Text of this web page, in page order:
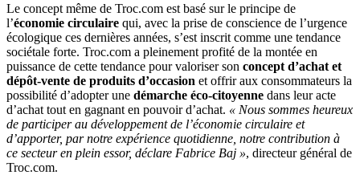
Le concept même de Troc.com est basé sur le principe de
l’économie circulaire qui, avec la prise de conscience de l’urgence
écologique ces dernières années, s’est inscrit comme une tendance
sociétale forte. Troc.com a pleinement profité de la montée en
puissance de cette tendance pour valoriser son concept d’achat et
dépôt-vente de produits d’occasion et offrir aux consommateurs la
possibilité d’adopter une démarche éco-citoyenne dans leur acte
d’achat tout en gagnant en pouvoir d’achat. « Nous sommes heureux
de participer au développement de l’économie circulaire et
d’apporter, par notre expérience quotidienne, notre contribution à
ce secteur en plein essor, déclare Fabrice Baj », directeur général de
Troc.com.